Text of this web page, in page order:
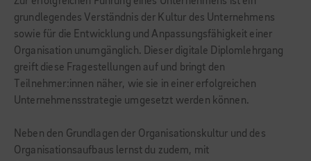
grundlegendes Verständnis der Kultur des Unternehmens
sowie für die Entwicklung und Anpassungsfähigkeit einer
Organisation unumgänglich. Dieser digitale Diplomlehrgang
greift diese Fragestellungen auf und bringt den
Teilnehmer:innen näher, wie sie in einer erfolgreichen
Unternehmensstrategie umgesetzt werden können.
Neben den Grundlagen der Organisationskultur und des
Organisationsaufbaus lernst du zudem, mit